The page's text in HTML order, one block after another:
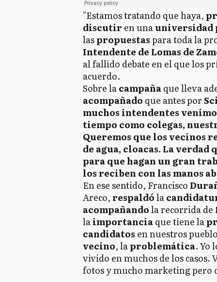
"Estamos tratando que haya,
discutir en unauniversidad
laspropuestaspara toda la
Intendente de Lomas de
al fallido debate en el que los
acuerdo.
Sobre lacampañaque lleva
acompañado que antes por
muchos intendentes
tiempo como colegas,
Queremos que los vecinos
de agua, cloacas. La verdad
para que hagan un gran
los reciben con las manos
En ese sentido, Francisco
Areco, respaldóla
acompañandola recorrida de
laimportanciaque tiene la
candidatos en nuestros
vecino, laproblemática. Yo
vivido en muchos de los casos.
fotos y mucho marketing pero